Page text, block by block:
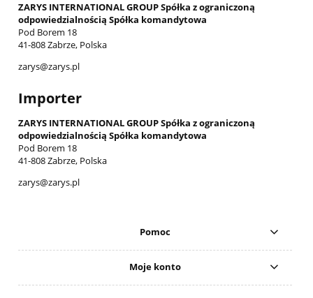
ZARYS INTERNATIONAL GROUP Spółka z ograniczoną
odpowiedzialnością Spółka komandytowa
Pod Borem 18
41-808 Zabrze, Polska
zarys@zarys.pl
Importer
ZARYS INTERNATIONAL GROUP Spółka z ograniczoną
odpowiedzialnością Spółka komandytowa
Pod Borem 18
41-808 Zabrze, Polska
zarys@zarys.pl
Pomoc
Moje konto